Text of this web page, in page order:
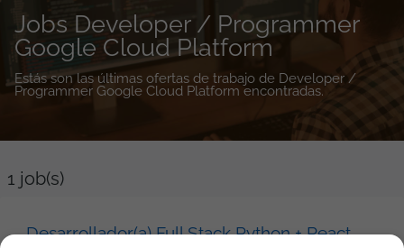
Jobs Developer / Programmer
Google Cloud Platform
Estás son las últimas ofertas de trabajo de Developer /
Programmer Google Cloud Platform encontradas.
1 job(s)
Desarrollador(a) Full Stack Python + React